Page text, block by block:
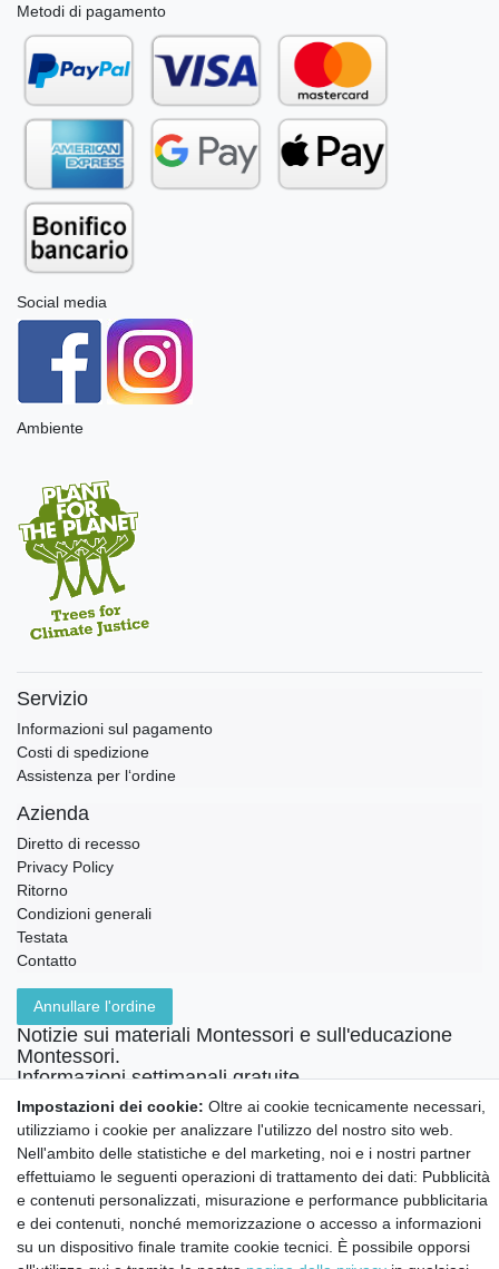
Metodi di pagamento
Social media
Ambiente
Servizio
Informazioni sul pagamento
Costi di spedizione
Assistenza per l‘ordine
Azienda
Diretto di recesso
Privacy Policy
Ritorno
Condizioni generali
Testata
Contatto
Annullare l'ordine
Notizie sui materiali Montessori e sull'educazione
Montessori.
Informazioni settimanali gratuite
Confermo di aver preso visione della:policy. Il mio accordo può essere revocato
in qualsiasi momento.
Iscriviti a
Impostazioni dei cookie: Oltre ai cookie tecnicamente necessari,
utilizziamo i cookie per analizzare l'utilizzo del nostro sito web.
Nell'ambito delle statistiche e del marketing, noi e i nostri partner
effettuiamo le seguenti operazioni di trattamento dei dati: Pubblicità
e contenuti personalizzati, misurazione e performance pubblicitaria
e dei contenuti, nonché memorizzazione o accesso a informazioni
su un dispositivo finale tramite cookie tecnici. È possibile opporsi